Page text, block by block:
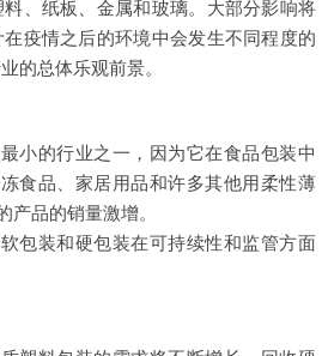
、纸板、金属和玻璃。大部分影响将
疫情之后的环境中会发生不同程度的
的总体乐观前景。
小的行业之一，因为它在食品包装中
食品、家居用品和许多其他用柔性薄
产品的销量激增。
包装和硬包装在可持续性和监管方面